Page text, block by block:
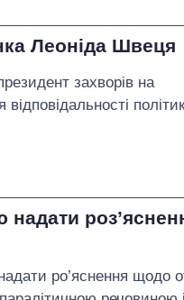
Леоніда Швеця
захворів на
надати
ро’яснення щодо